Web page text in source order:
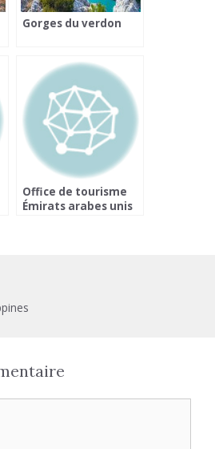
Gorges du verdon
Office de tourisme
Émirats arabes unis